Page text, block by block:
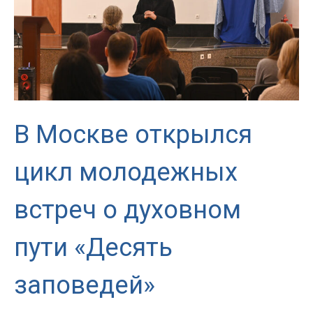
2026
года
В Москве открылся
цикл молодежных
встреч о духовном
пути «Десять
заповедей»